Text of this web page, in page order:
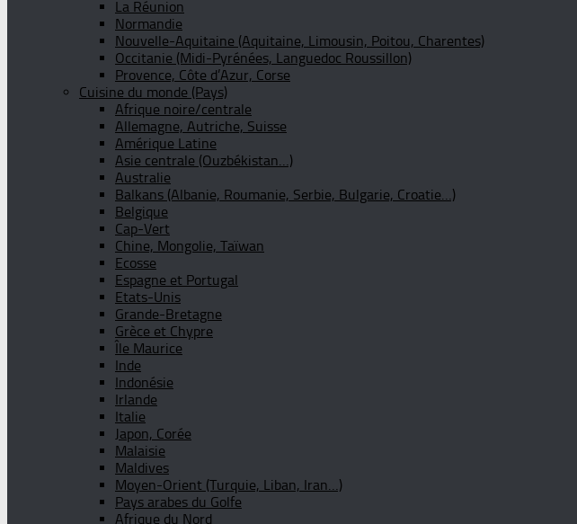
La Réunion
Normandie
Nouvelle-Aquitaine (Aquitaine, Limousin, Poitou, Charentes)
Occitanie (Midi-Pyrénées, Languedoc Roussillon)
Provence, Côte d’Azur, Corse
Cuisine du monde (Pays)
Afrique noire/centrale
Allemagne, Autriche, Suisse
Amérique Latine
Asie centrale (Ouzbékistan…)
Australie
Balkans (Albanie, Roumanie, Serbie, Bulgarie, Croatie…)
Belgique
Cap-Vert
Chine, Mongolie, Taïwan
Ecosse
Espagne et Portugal
Etats-Unis
Grande-Bretagne
Grèce et Chypre
Île Maurice
Inde
Indonésie
Irlande
Italie
Japon, Corée
Malaisie
Maldives
Moyen-Orient (Turquie, Liban, Iran…)
Pays arabes du Golfe
Afrique du Nord